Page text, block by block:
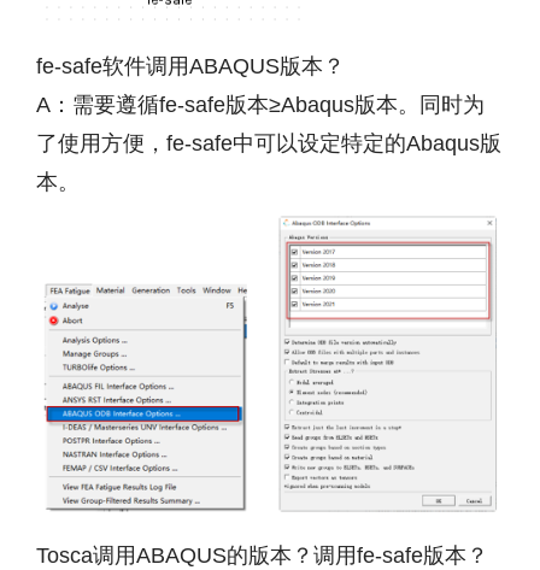
fe-safe软件调用ABAQUS版本？
A：需要遵循fe-safe版本≥Abaqus版本。同时为
了使用方便，fe-safe中可以设定特定的Abaqus版
本。
Tosca调用ABAQUS的版本？调用fe-safe版本？